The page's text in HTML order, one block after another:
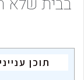
תוכן